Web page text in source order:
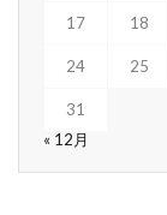
17 18
24 25
31
« 12月